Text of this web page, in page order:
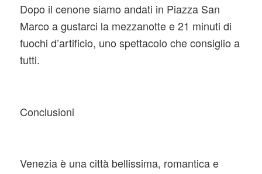
Dopo il cenone siamo andati in Piazza San
Marco a gustarci la mezzanotte e 21 minuti di
fuochi d’artificio, uno spettacolo che consiglio a
tutti.
Conclusioni
Venezia è una città bellissima, romantica e